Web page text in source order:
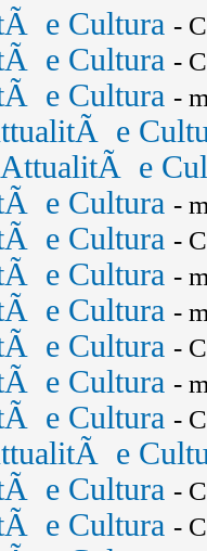
e Cultura -
e Cultura -
e Cultura -
e
e
e Cultura -
e Cultura -
e Cultura -
e Cultura -
e Cultura -
e Cultura -
e Cultura -
e
e Cultura -
e Cultura -